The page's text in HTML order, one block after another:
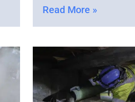
Read More »